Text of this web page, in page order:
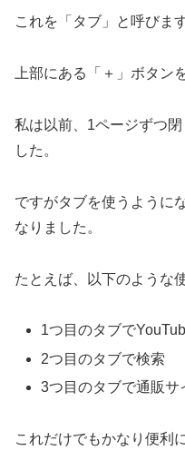
これを「タブ」と呼びます
上部にある「＋」ボタン
私は以前、1ページずつ
した。
ですがタブを使うように
なりました。
たとえば、以下のような
1つ目のタブで
2つ目のタブで検索
3つ目のタブで通販サ
これだけでもかなり便利